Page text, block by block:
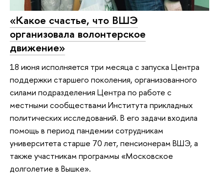
«Какое счастье, что ВШЭ
организовала волонтерское
движение»
18 июня исполняется три месяца с запуска Центра
поддержки старшего поколения, организованного
силами подразделения Центра по работе с
местными сообществами Института прикладных
политических исследований. В его задачи входила
помощь в период пандемии сотрудникам
университета старше 70 лет, пенсионерам ВШЭ, а
также участникам программы «Московское
долголетие в Вышке».